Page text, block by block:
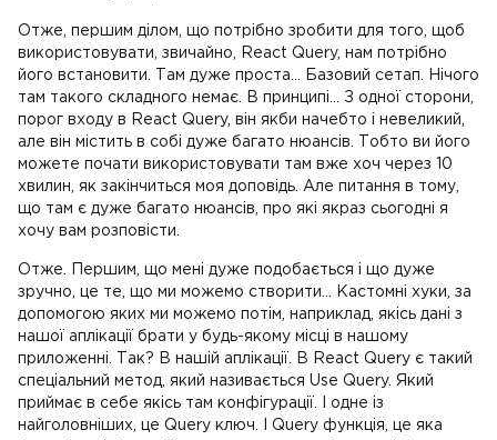
Отже, першим ділом, що потрібно зробити для того, щоб
використовувати, звичайно, React Query, нам потрібно
його встановити. Там дуже проста... Базовий сетап. Нічого
там такого складного немає. В принципі... З одної сторони,
порог входу в React Query, він якби начебто і невеликий,
але він містить в собі дуже багато нюансів. Тобто ви його
можете почати використовувати там вже хоч через 10
хвилин, як закінчиться моя доповідь. Але питання в тому,
що там є дуже багато нюансів, про які якраз сьогодні я
хочу вам розповісти.
Отже. Першим, що мені дуже подобається і що дуже
зручно, це те, що ми можемо створити... Кастомні хуки, за
допомогою яких ми можемо потім, наприклад, якісь дані з
нашої аплікації брати у будь-якому місці в нашому
приложенні. Так? В нашій аплікації. В React Query є такий
спеціальний метод, який називається Use Query. Який
приймає в себе якісь там конфігурації. І одне із
найголовніших, це Query ключ. І Query функція, це яка